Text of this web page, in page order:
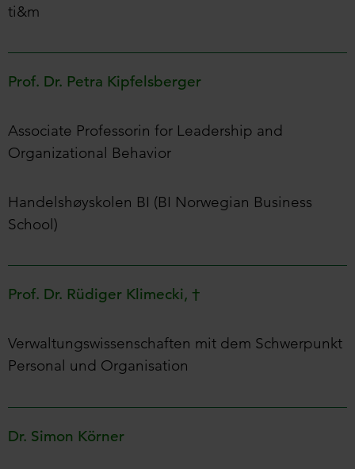
ti&m
Prof. Dr. Petra Kipfelsberger
Associate Professorin for Leadership and
Organizational Behavior
Handelshøyskolen BI (BI Norwegian Business
School)
Prof. Dr. Rüdiger Klimecki, †
Verwaltungswissenschaften mit dem Schwerpunkt
Personal und Organisation
Dr. Simon Körner